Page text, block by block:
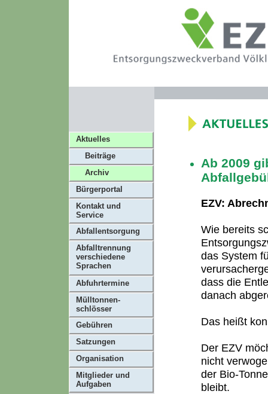
Aktuelles
Beiträge
Archiv
Bürgerportal
Kontakt und
Service
Abfallentsorgung
Abfalltrennung
verschiedene
Sprachen
Abfuhrtermine
Mülltonnen-
schlösser
Gebühren
Satzungen
Organisation
Mitglieder und
Aufgaben
Ab 2009
EZV:
Wie bereits
das System
dass die
danach
Das heißt
Der EZV
nicht
der Bio-
bleibt.